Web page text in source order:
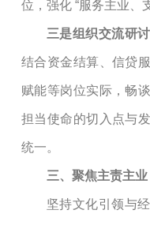
位，强化 “服务主业、
三是组织交流研讨
结合资金结算、信贷
赋能等岗位实际，畅
担当使命的切入点与
统一。
三、聚焦主责主
坚持文化引领与